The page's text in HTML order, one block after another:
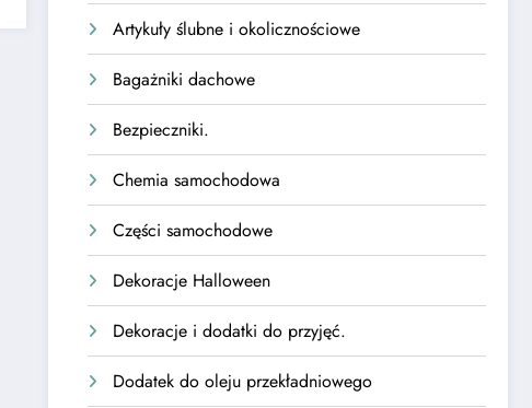
Artykuły ślubne i okolicznościowe
Bagażniki dachowe
Bezpieczniki.
Chemia samochodowa
Części samochodowe
Dekoracje Halloween
Dekoracje i dodatki do przyjęć.
Dodatek do oleju przekładniowego